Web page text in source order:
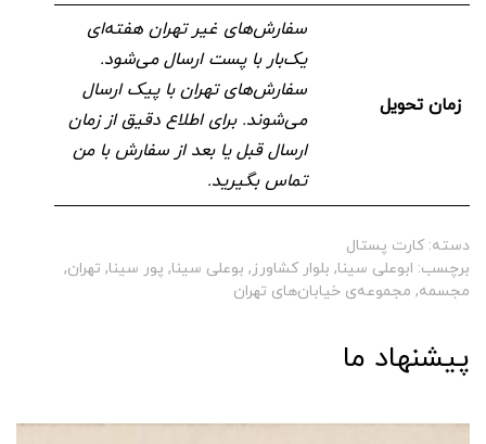
زمان تحویل
سفارش‌های غیر تهران هفته‌ای
یک‌بار با پست ارسال می‌شود.
سفارش‌های تهران با پیک ارسال
می‌شوند. برای اطلاع دقیق از زمان
ارسال قبل یا بعد از سفارش با من
تماس بگیرید.
دسته:کارت پستال
برچسب: ابوعلی سینا, بلوار کشاورز, بوعلی سینا, پور سینا, تهران,
مجسمه, مجموعه‌ی خیابان‌های تهران
پیشنهاد ما